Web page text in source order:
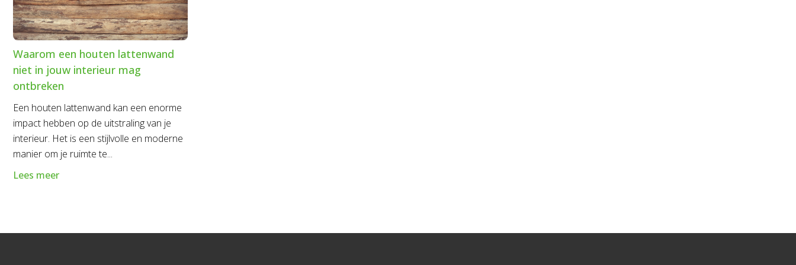
Waarom een houten lattenwand
niet in jouw interieur mag
ontbreken
Een houten lattenwand kan een enorme
impact hebben op de uitstraling van je
interieur. Het is een stijlvolle en moderne
manier om je ruimte te...
Lees meer